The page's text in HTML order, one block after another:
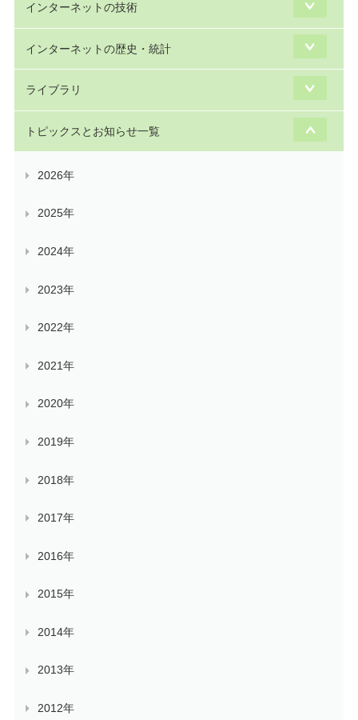
インターネットの技術
インターネットの歴史・統計
ライブラリ
トピックスとお知らせ一覧
2026年
2025年
2024年
2023年
2022年
2021年
2020年
2019年
2018年
2017年
2016年
2015年
2014年
2013年
2012年